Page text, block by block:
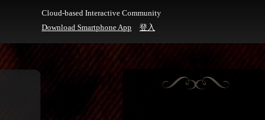
Cloud-based Interactive Community
Download Smartphone App
登入